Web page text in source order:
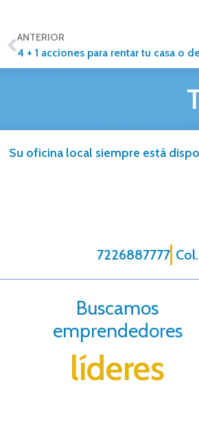
ANTERIOR
4 + 1 acciones para rentar tu casa o
Su oficina local siempre está
7226887777
Buscamos
emprendedores
líderes